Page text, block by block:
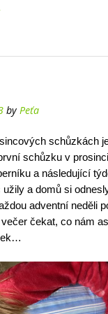
by Peťa
schůzkách
schůzku v
a následující
a domů si
adventní neděli
čekat, co nám